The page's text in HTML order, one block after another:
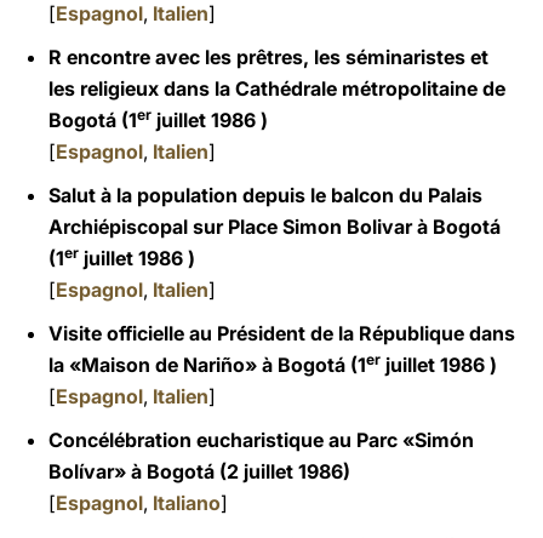
[Espagnol, Italien]
R encontre avec les prêtres, les séminaristes et
les religieux dans la Cathédrale métropolitaine de
Bogotá (1er juillet 1986 )
[Espagnol, Italien]
Salut à la population depuis le balcon du Palais
Archiépiscopal sur Place Simon Bolivar à Bogotá
(1er juillet 1986 )
[Espagnol, Italien]
Visite officielle au Président de la République dans
la «Maison de Nariño» à Bogotá (1er juillet 1986 )
[Espagnol, Italien]
Concélébration eucharistique au Parc «Simón
Bolívar» à Bogotá (2 juillet 1986)
[Espagnol, Italiano]